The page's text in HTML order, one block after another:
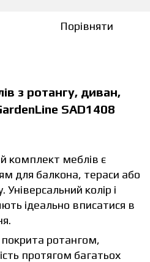
Порівняти
з ротангу, диван,
SAD1408
комплект меблів є
для балкона, тераси або
Універсальний колір і
ідеально вписатися в
покрита ротангом,
протягом багатьох